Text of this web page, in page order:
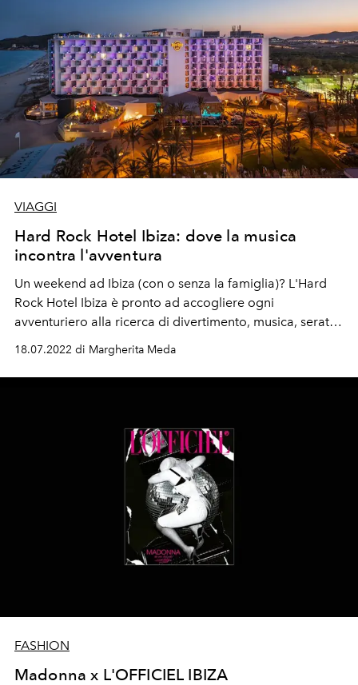
VIAGGI
Hard Rock Hotel Ibiza: dove la musica
incontra l'avventura
Un weekend ad Ibiza (con o senza la famiglia)? L'Hard
Rock Hotel Ibiza è pronto ad accogliere ogni
avventuriero alla ricerca di divertimento, musica, serate
18.07.2022 di Margherita Meda
FASHION
Madonna x L'OFFICIEL IBIZA